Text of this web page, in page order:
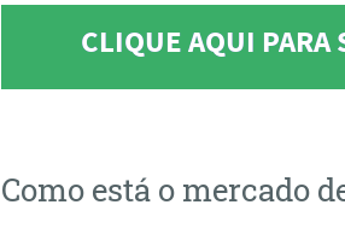
CLIQUE AQUI PARA
Como está o mercado